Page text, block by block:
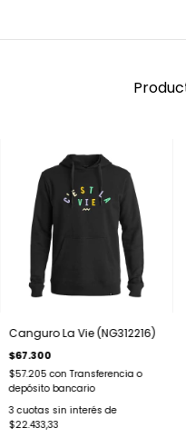
Canguro La Vie (NG312216)
$67.300
$57.205con Transferencia o
depósito bancario
3 cuotas sin interés de
$22.433,33